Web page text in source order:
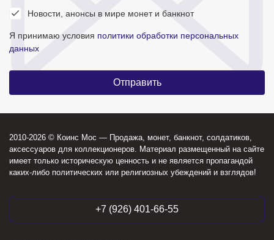
Новости, анонсы в мире монет и банкнот
Я принимаю условия политики обработки персональных
данных
2010-2026 © Коинс Мос — Продажа, монет, банкнот, солдатиков,
аксессуаров для коллекционеров. Материал размещенный на сайте
имеет только историческую ценность и не является пропагандой
каких-либо политических или религиозных убеждений и взглядов!
+7 (926) 401-66-55